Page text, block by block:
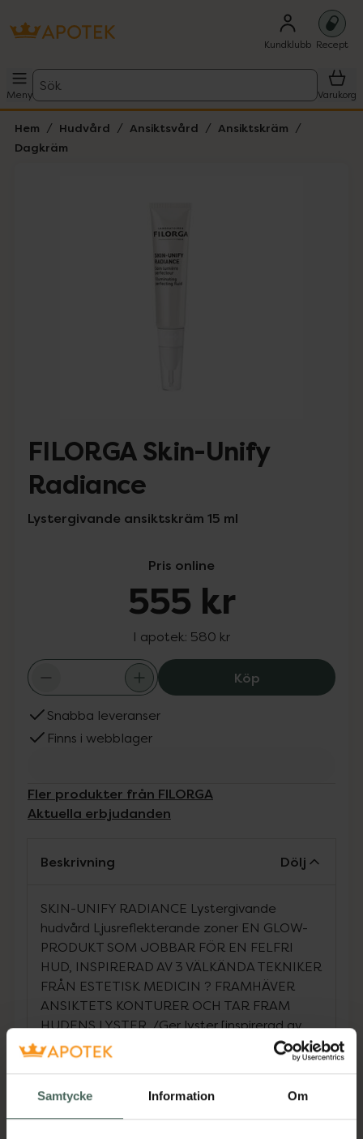
Samtycke Information Om
Kundklubb Recept
Meny
Sök
Varukorg
Hem Hudvård Ansiktsvård
Ansiktskräm
Dagkräm
FILORGA Skin-Unify
Radiance
Lystergivande ansiktskräm 15 ml
Pris online
555 kr
I apotek: 580 kr
KöpFILORGA Skin-
Snabba leveranser
Finns i webblager
Fler produkter från FILORGA
Aktuella erbjudanden
Beskrivning Dölj
SKIN-UNIFY RADIANCE Lystergivande
hudvård Ljusreflekterande zoner EN GLOW-
PRODUKT SOM JOBBAR FÖR EN FELFRI
HUD, INSPIRERAD AV 3 VÄLKÄNDA TEKNIKER
FRÅN ESTETISK MEDICIN ? FRAMHÄVER
ANSIKTETS KONTURER OCH TAR FRAM
HUDENS LYSTER. /Ger lyster [inspirerad av
medicinsk strobing]: En duo [hyaluronsyra för
fyllighet + en aktiv ingrediens för slätare hy]
optimerar hudens förmåga att reflektera
ljuset.